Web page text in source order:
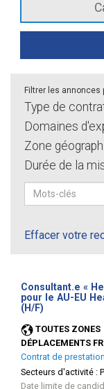
Filtrer les annonces
Type de
Domaines
Zone
Durée de la
Effacer votre
Consultant.e «
pour le AU-EU
(H/F)
TOUTES ZONES
DÉPLACEMENTS
Contrat de
Secteurs d'activité :
Date limite de